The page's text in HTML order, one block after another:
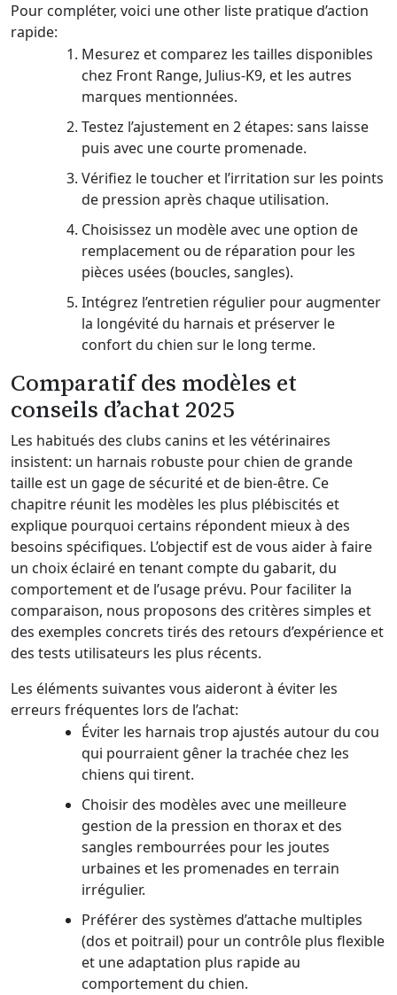
Pour compléter, voici une other liste pratique d’action
rapide:
Mesurez et comparez les tailles disponibles
chez Front Range, Julius-K9, et les autres
marques mentionnées.
Testez l’ajustement en 2 étapes: sans laisse
puis avec une courte promenade.
Vérifiez le toucher et l’irritation sur les points
de pression après chaque utilisation.
Choisissez un modèle avec une option de
remplacement ou de réparation pour les
pièces usées (boucles, sangles).
Intégrez l’entretien régulier pour augmenter
la longévité du harnais et préserver le
confort du chien sur le long terme.
Comparatif des modèles et
conseils d’achat 2025
Les habitués des clubs canins et les vétérinaires
insistent: un harnais robuste pour chien de grande
taille est un gage de sécurité et de bien-être. Ce
chapitre réunit les modèles les plus plébiscités et
explique pourquoi certains répondent mieux à des
besoins spécifiques. L’objectif est de vous aider à faire
un choix éclairé en tenant compte du gabarit, du
comportement et de l’usage prévu. Pour faciliter la
comparaison, nous proposons des critères simples et
des exemples concrets tirés des retours d’expérience et
des tests utilisateurs les plus récents.
Les éléments suivantes vous aideront à éviter les
erreurs fréquentes lors de l’achat:
Éviter les harnais trop ajustés autour du cou
qui pourraient gêner la trachée chez les
chiens qui tirent.
Choisir des modèles avec une meilleure
gestion de la pression en thorax et des
sangles rembourrées pour les joutes
urbaines et les promenades en terrain
irrégulier.
Préférer des systèmes d’attache multiples
(dos et poitrail) pour un contrôle plus flexible
et une adaptation plus rapide au
comportement du chien.